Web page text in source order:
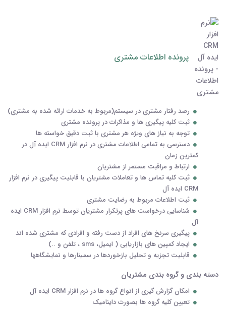
پرونده اطلاعات مشتری
رصد رفتار مشتری در سیستم(مربوط به خدمات ارائه شده به مشتری)
ثبت کلیه پیگیری ها و مذاکرات در پرونده مشتری
توجه به نیاز های ویژه هر مشتری با ثبت دقیق خواسته ها
دسترسی به تمامی اطلاعات مشتری در نرم افزار CRM ایده آل در
کمترین زمان
ارتباط و مراقبت مستمر از مشتریان
ثبت کلیه تماس ها و تعاملات مشتریان با قابلیت پیگیری در نرم افزار
CRM ایده آل
ثبت اطلاعات مربوط به رضایت مشتری
شناسایی درخواست های پرتکرار مشتریان توسط نرم افزار CRM ایده
آل
پیگیری سرنخ های افراد از دست رفته و افرادی که مشتری شده اند
ایجاد کمپین های بازاریابی ( ایمیل، sms ، تلفن و ..)
قابلیت تجزیه و تحلیل بازخوردها در سمینارها و نمایشگاهها
دسته بندی و گروه بندی مشتریان
امکان گزارش گیری از انواع گروه ها در نرم افزار CRM ایده آل
تعیین کلیه گروه ها بصورت داینامیک